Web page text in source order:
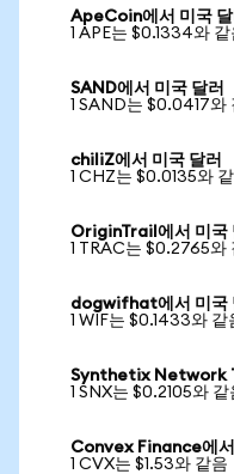
ApeCoin에서 미국 달
1 APE는 $0.1334와 같
SAND에서 미국 달러
1 SAND는 $0.0417와
chiliZ에서 미국 달러
1 CHZ는 $0.0135와
OriginTrail에서 미국
1 TRAC는 $0.2765와
dogwifhat에서 미국
1 WIF는 $0.1433와 같
Synthetix Network
1 SNX는 $0.2105와 같
Convex Finance에서
1 CVX는 $1.53와 같음